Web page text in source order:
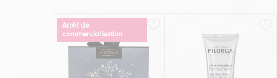
Arrêt de
commercialisation